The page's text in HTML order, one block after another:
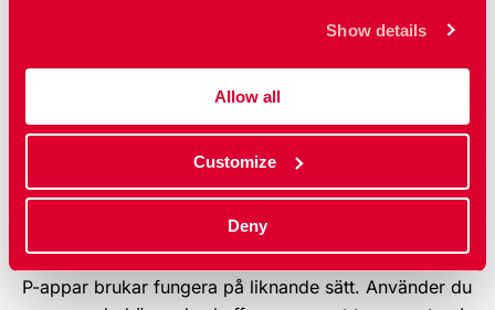
Show details
Allow all
Customize
Deny
datorer. De kallas också fertilitetsappar och
fertilitetsdatorer.
De flesta p-datorer är baserade på metoden som går
ut på att mäta din temperatur. Ofta har de en inbyggd
datorer har också en sticka som du kan mäta
hormonet i din urin med. Du loggar dina resultat i p-
datorn, som använder det för att räkna ut när du har
ägglossning och kan bli gravid.
P-appar brukar fungera på liknande sätt. Använder du